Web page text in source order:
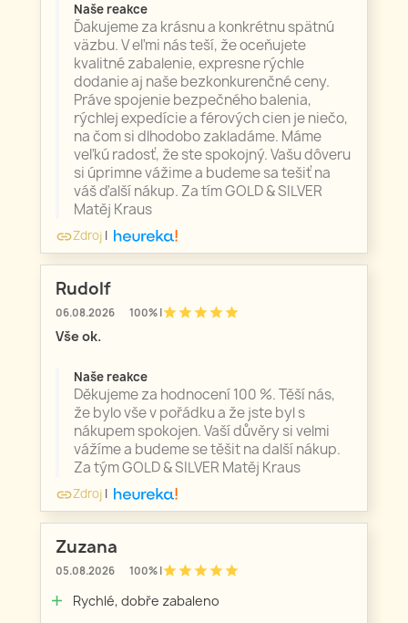
Naše reakce
Ďakujeme za krásnu a konkrétnu spätnú
väzbu. V eľmi nás teší, že oceňujete
kvalitné zabalenie, expresne rýchle
dodanie aj naše bezkonkurenčné ceny.
Práve spojenie bezpečného balenia,
rýchlej expedície a férových cien je niečo,
na čom si dlhodobo zakladáme. Máme
veľkú radosť, že ste spokojný. Vašu dôveru
si úprimne vážime a budeme sa tešiť na
váš ďalší nákup. Za tím GOLD & SILVER
Matěj Kraus
linkZdroj |
Rudolf
06.08.2026 100% |starstarstarstarstar
Vše ok.
Naše reakce
Děkujeme za hodnocení 100 %. Těší nás,
že bylo vše v pořádku a že jste byl s
nákupem spokojen. Vaší důvěry si velmi
vážíme a budeme se těšit na další nákup.
Za tým GOLD & SILVER Matěj Kraus
linkZdroj |
Zuzana
05.08.2026 100% |starstarstarstarstar
add Rychlé, dobře zabaleno